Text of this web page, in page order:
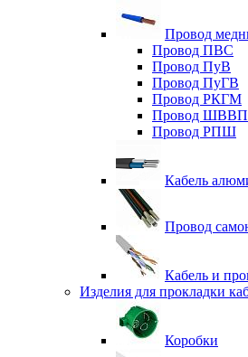
Провод
Провод ПВС
Провод ПуВ
Провод ПуГВ
Провод РКГМ
Провод ШВВП
Провод РПШ
Кабель
Провод
Кабель и
Изделия для прокладки
Коробки